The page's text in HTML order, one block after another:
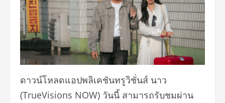
ดาวน์โหลดแอปพลิเคชันทรูวิชั่นส์ นาว
(TrueVisions NOW) วันนี้ สามารถรับชมผ่าน